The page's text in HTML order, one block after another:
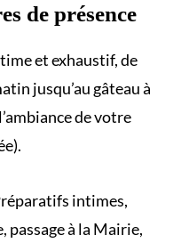
de présence
et exhaustif, de
jusqu’au gâteau à
de votre
intimes,
, passage à la Mairie,